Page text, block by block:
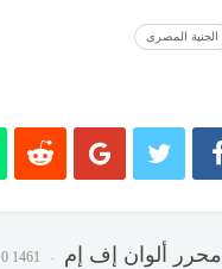
الجنية المصرى
محرر ألوان إف إم 1461 Posts
0